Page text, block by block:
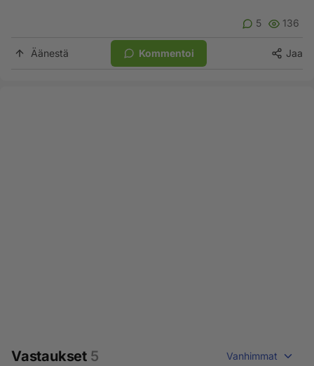
5 136
Äänestä Kommentoi Jaa
Vastaukset 5 Vanhimmat